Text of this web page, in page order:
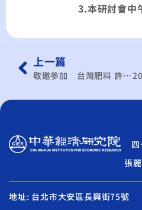
3.本研討會中
上一篇
敬邀參加 台灣肥料 許繼文執行副總經理演講－台肥公司經營策略與土地開發現況(參加者可獲贈”微量元素海洋深層水”!)
張
地址: 台北市大安區長興街75號